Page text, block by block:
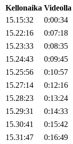
Kellonaika Videolla
15.15:32
0:00:34
15.22:16
0:07:18
15.23:33
0:08:35
15.24:43
0:09:45
15.25:56
0:10:57
15.27:14
0:12:16
15.28:23
0:13:24
15.29:31
0:14:33
15.30:41
0:15:42
15.31:47
0:16:49